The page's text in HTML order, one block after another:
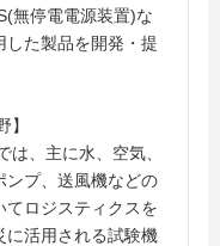
無停電電源装置)な
した製品を開発・提
】
、主に水、空気、
ンプ、送風機などの
てロジスティクスを
に活用される試験機